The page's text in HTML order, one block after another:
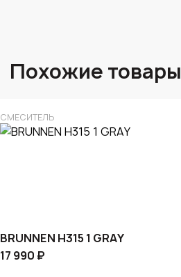
Похожие товары
СМЕСИТЕЛЬ
BRUNNEN H315 1 GRAY
17 990 ₽